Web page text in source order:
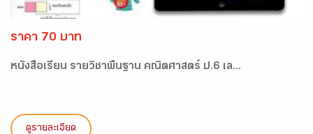
ราคา 70 บาท
หนังสือเรียน รายวิชาพื้นฐาน คณิตศาสตร์ ป.6 เล...
ดูรายละเอียด